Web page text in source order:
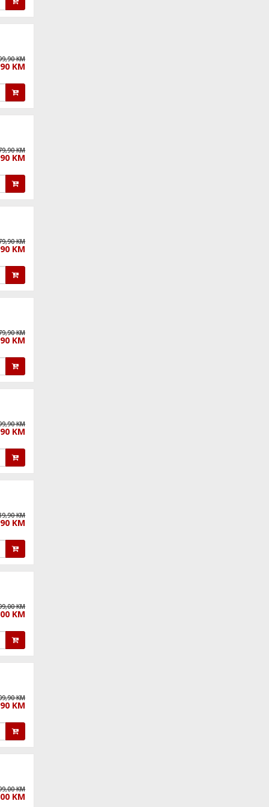
KM
KM
KM
KM
KM
KM
KM
KM
KM
KM
KM
KM
KM
KM
KM
KM
KM
KM